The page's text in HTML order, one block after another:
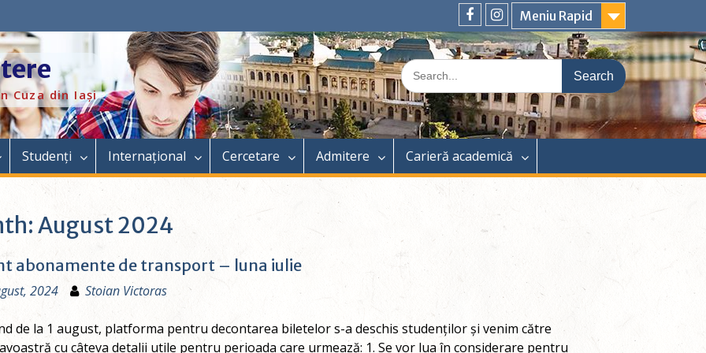
Meniu Rapid
FacebookInstagram
Cuza din Iași
Search
for:
Studenți Internațional Cercetare Admitere Carieră academică
August 2024
abonamente de transport – luna iulie
2024 Stoian Victoras
de la 1 august, platforma pentru decontarea biletelor s-a deschis studenților și venim către
cu câteva detalii utile pentru perioada care urmează: 1. Se vor lua în considerare pentru